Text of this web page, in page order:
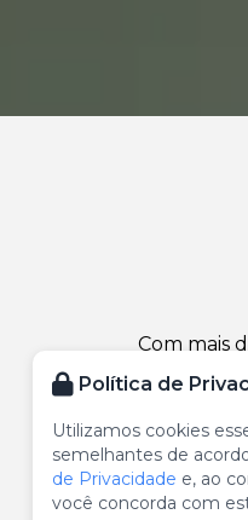
Com mais
Coimbra é
qualidade
Tradição,
detalhe
Política de
Utilizamos cookies
semelhantes de
de Privacidade e, ao
você concorda com